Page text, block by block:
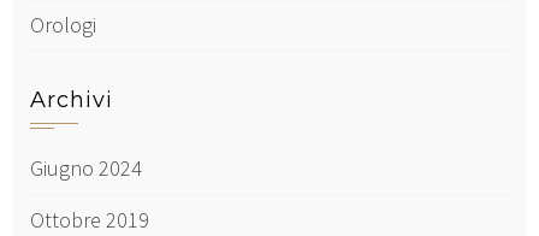
Orologi
Archivi
Giugno 2024
Ottobre 2019